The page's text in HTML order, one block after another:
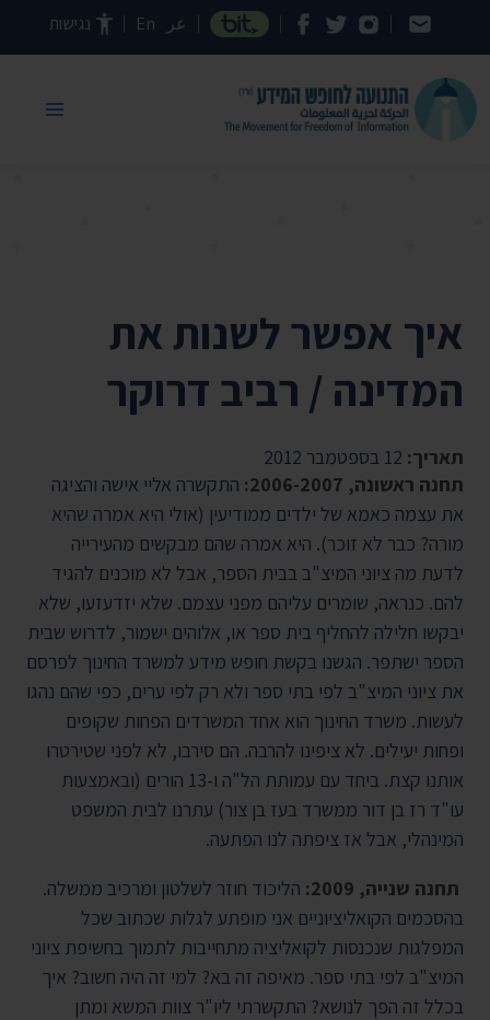
דילוג לתוכן העמוד عر En נגישות
איך אפשר לשנות את
המדינה / רביב דרוקר
תאריך:
תחנה ראשונה, 2006-2007:
התקשרה אליי אישה והציגה
את עצמה כאמא של ילדים ממודיעין (אולי היא אמרה שהיא
מורה? כבר לא זוכר). היא אמרה שהם מבקשים מהעירייה
לדעת מה ציוני המיצ"ב בבית הספר, אבל לא מוכנים להגיד
להם. כנראה, שומרים עליהם מפני עצמם. שלא יזדעזעו, שלא
יבקשו חלילה להחליף בית ספר או, אלוהים ישמור, לדרוש שבית
הספר ישתפר. הגשנו בקשת חופש מידע למשרד החינוך לפרסם
את ציוני המיצ"ב לפי בתי ספר ולא רק לפי ערים, כפי שהם נהגו
לעשות. משרד החינוך הוא אחד המשרדים הפחות שקופים
ופחות יעילים. לא ציפינו להרבה. הם סירבו, לא לפני שטירטרו
אותנו קצת. ביחד עם עמותת הל"ה ו-13 הורים (ובאמצעות
עו"ד רז בן דור ממשרד בעז בן צור) עתרנו לבית המשפט
המינהלי, אבל אז ציפתה לנו הפתעה.
תחנה שנייה, 2009:
הליכוד חוזר לשלטון ומרכיב ממשלה.
בהסכמים הקואליציוניים אני מופתע לגלות שכתוב שכל
המפלגות שנכנסות לקואליציה מתחייבות לתמוך בחשיפת ציוני
המיצ"ב לפי בתי ספר. מאיפה זה בא? למי זה היה חשוב? איך
בכלל זה הפך לנושא? התקשרתי ליו"ר צוות המשא ומתן